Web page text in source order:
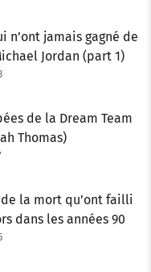
n’ont jamais gagné de
Jordan (part 1)
de la Dream Team
Thomas)
de la mort qu’ont failli
dans les années 90